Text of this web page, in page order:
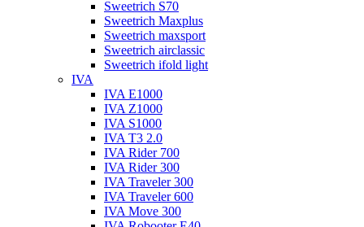
Sweetrich S70
Sweetrich Maxplus
Sweetrich maxsport
Sweetrich airclassic
Sweetrich ifold light
IVA
IVA E1000
IVA Z1000
IVA S1000
IVA T3 2.0
IVA Rider 700
IVA Rider 300
IVA Traveler 300
IVA Traveler 600
IVA Move 300